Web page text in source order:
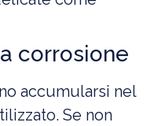
corrosione
accumularsi nel
Se non